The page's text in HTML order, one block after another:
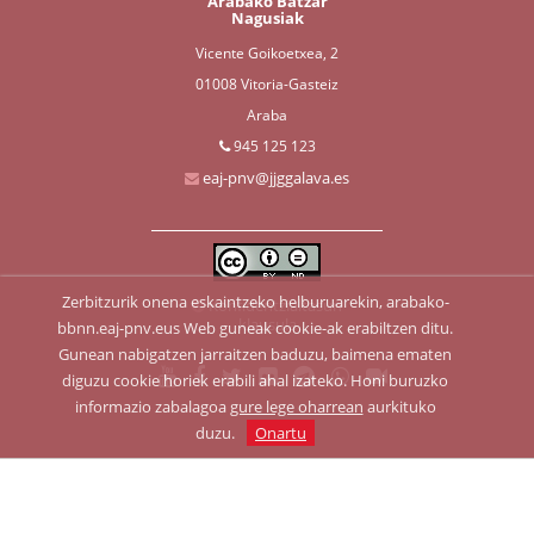
Nagusiak
Vicente Goikoetxea, 2
01008 Vitoria-Gasteiz
Araba
945 125 123
eaj-pnv@jjggalava.es
Konfidentzialtasun
klausula
Zerbitzurik onena eskaintzeko helburuarekin, arabako-
bbnn.eaj-pnv.eus Web guneak cookie-ak erabiltzen ditu.
Gunean nabigatzen jarraitzen baduzu, baimena ematen
diguzu cookie horiek erabili ahal izateko. Honi buruzko
informazio zabalagoa gure lege oharrean aurkituko
duzu.
Onartu